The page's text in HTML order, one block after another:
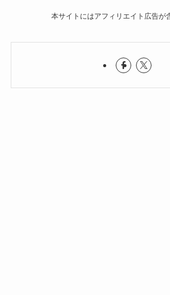
本サイトにはアフィリエイト広告が